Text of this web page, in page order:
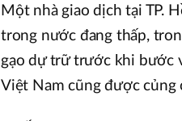
Một nhà giao dịch tại TP.
trong nước đang thấp,
gạo dự trữ trước khi bước
Việt Nam cũng được củng